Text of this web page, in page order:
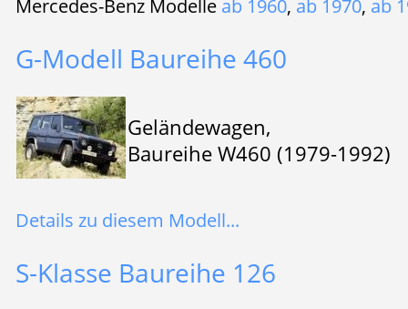
Mercedes-Benz Modelle ab 1960, ab 1970, ab
G-Modell Baureihe 460
Geländewagen,
Baureihe W460 (1979-1992)
Details zu diesem Modell...
S-Klasse Baureihe 126